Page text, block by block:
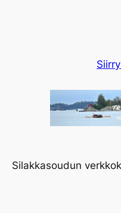
Silakkasoudun